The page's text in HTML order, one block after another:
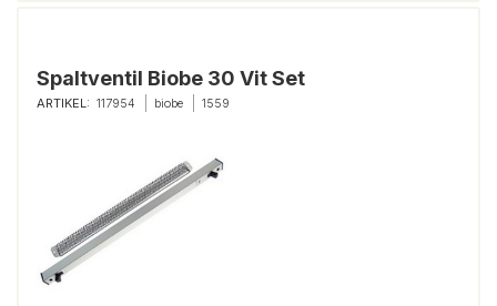
Spaltventil Biobe 30 Vit Set
ARTIKEL: 117954 biobe 1559